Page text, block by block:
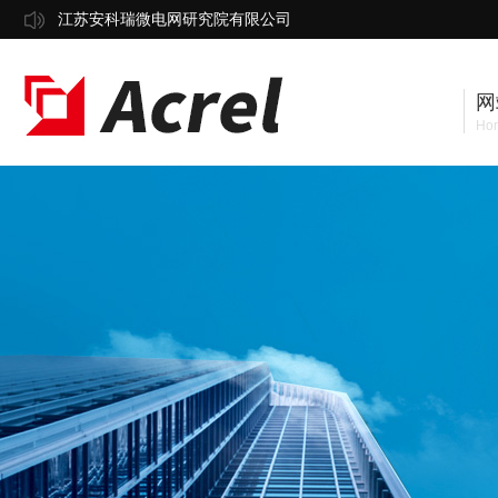
江苏安科瑞微电网研究院有限公司